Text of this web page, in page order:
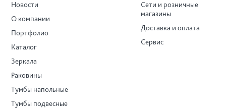
Новости
О компании
Портфолио
Каталог
Зеркала
Раковины
Тумбы напольные
Тумбы подвесные
Сети и розничные
магазины
Доставка и оплата
Сервис